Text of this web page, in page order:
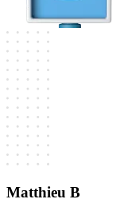
Matthieu B